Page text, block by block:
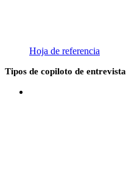
Hoja de referencia
Tipos de copiloto de entrevista